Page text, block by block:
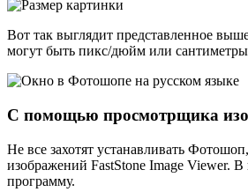
Вот так выглядит представленное
могут быть пикс/дюйм или
С помощью просмотрщика
Не все захотят устанавливать
изображений FastStone Image Viewer.
программу.